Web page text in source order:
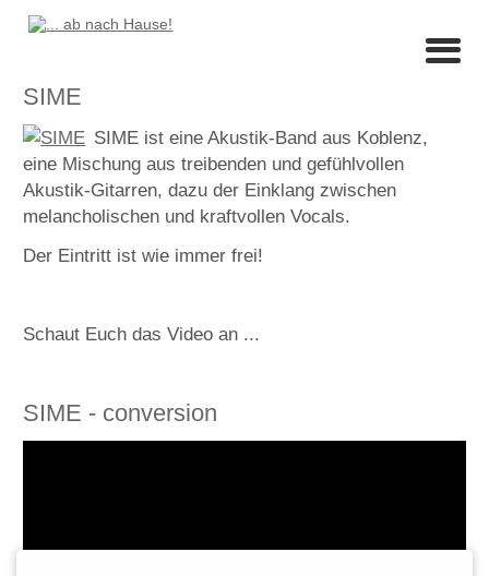
SIME
SIME ist eine Akustik-Band aus Koblenz,
eine Mischung aus treibenden und gefühlvollen
Akustik-Gitarren, dazu der Einklang zwischen
melancholischen und kraftvollen Vocals.
Der Eintritt ist wie immer frei!
Schaut Euch das Video an ...
SIME - conversion